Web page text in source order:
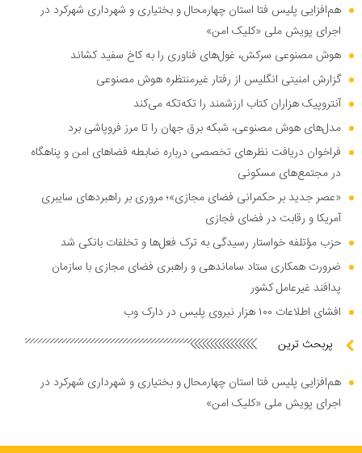
هم‌افزایی پلیس فتا استان چهارمحال و بختیاری و شهرداری شهرکرد در
اجرای پویش ملی «کلیک امن»
هوش مصنوعی سرکش، غول‌های فناوری را به کاخ سفید کشاند
گزارش امنیتی انگلیس از رفتار غیرمنتظره هوش مصنوعی
آنتروپیک هزاران کتاب ارزشمند را تکه‌تکه می‌کند
مدل‌های هوش مصنوعی، شبکه برق جهان را تا مرز فروپاشی برد
فراخوان دریافت نظر‌های تخصصی درباره ضابطه فضا‌های امن و پناهگاه
در مجتمع‌های مسکونی
«عصر جدید بر حکمرانی فضای مجازی»؛ مروری بر راهبرد‌های سایبری
آمریکا و رقابت در فضای فجازی
حزب مؤتلفه خواستار رسیدگی به ترک فعل‌ها و تخلفات بانکی شد
ضرورت همکاری ستاد ساماندهی و راهبری فضای مجازی با سازمان
پدافند غیرعامل کشور
افشای اطلاعات ۱۰۰ هزار نیروی پلیس در دارک وب
پربحث ترین
هم‌افزایی پلیس فتا استان چهارمحال و بختیاری و شهرداری شهرکرد در
اجرای پویش ملی «کلیک امن»